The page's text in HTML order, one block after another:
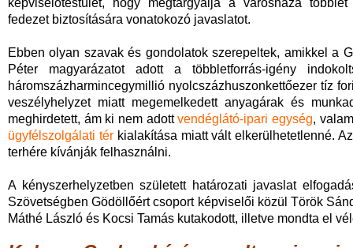
képviselőtestület, hogy megtárgyalja a városháza
fedezet biztosítására vonatokozó javaslatot.
Ebben olyan szavak és gondolatok szerepeltek, amikkel a
Péter magyarázatot adott a többletforrás-igény
háromszázharmincegymillió nyolcszázhuszonkettőezer tíz
veszélyhelyzet miatt megemelkedett anyagárak és
meghirdetett, ám ki nem adottvendéglátó-ipari egység,
ügyfélszolgálati térkialakítása miatt vált elkerülhetetlenné.
terhére kívánják felhasználni.
A kényszerhelyzetben született határozati javaslat
Szövetségben Gödöllőért csoport képviselői közül Török
Máthé László és Kocsi Tamás kutakodott, illetve mondta el